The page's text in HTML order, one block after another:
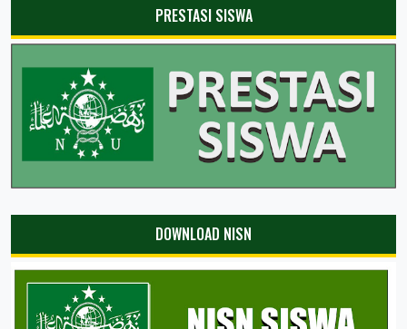
PRESTASI SISWA
DOWNLOAD NISN